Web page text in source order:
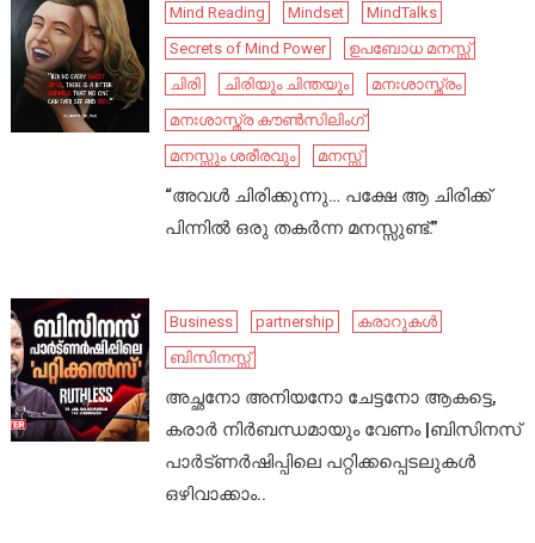
Mind Reading Mindset
MindTalks
Secrets of Mind Power
ഉപബോധ മനസ്സ്
ചിരി
ചിരിയും ചിന്തയും
മനഃശാസ്ത്രം
മനഃശാസ്ത്ര കൗൺസിലിംഗ്
മനസ്സും ശരീരവും
മനസ്സ്
“അവൾ ചിരിക്കുന്നു… പക്ഷേ ആ ചിരിക്ക്
പിന്നിൽ ഒരു തകർന്ന മനസ്സുണ്ട്.”
Business partnership
കരാറുകൾ
ബിസിനസ്സ്
അച്ഛനോ അനിയനോ ചേട്ടനോ ആകട്ടെ,
കരാർ നിർബന്ധമായും വേണം |ബിസിനസ്
പാർട്ണർഷിപ്പിലെ പറ്റിക്കപ്പെടലുകൾ
ഒഴിവാക്കാം..